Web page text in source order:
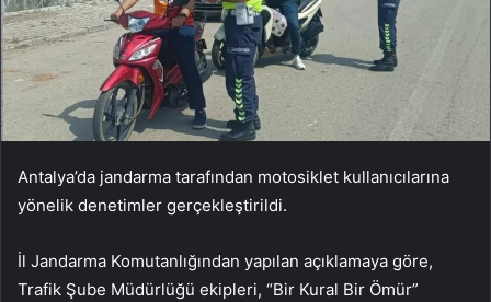
Antalya’da jandarma tarafından motosiklet kullanıcılarına
yönelik denetimler gerçekleştirildi.
İl Jandarma Komutanlığından yapılan açıklamaya göre,
Trafik Şube Müdürlüğü ekipleri, “Bir Kural Bir Ömür”